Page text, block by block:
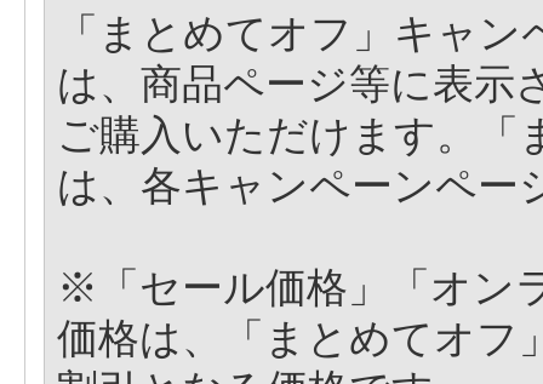
「まとめてオフ」キャ
は、商品ページ等に表示
ご購入いただけます。「
は、各キャンペーンペー
※「セール価格」「オン
価格は、「まとめてオフ